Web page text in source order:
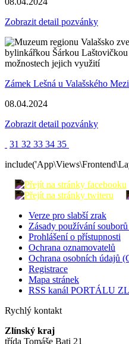
Zobrazit detail pozvánky
Zámek Lešná u Valašského
08.04.2024
Zobrazit detail pozvánky
31 32 33 34 35
Verze pro slabší zrak
Zásady používání
Prohlášení o přístupnosti
Ochrana oznamovatelů
Ochrana osobních údajů
Registrace
Mapa stránek
RSS kanál PORTÁLU
Rychlý kontakt
Zlínský kraj
třída Tomáše Bati 21